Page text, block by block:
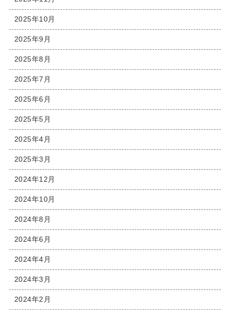
2025年10月
2025年9月
2025年8月
2025年7月
2025年6月
2025年5月
2025年4月
2025年3月
2024年12月
2024年10月
2024年8月
2024年6月
2024年4月
2024年3月
2024年2月